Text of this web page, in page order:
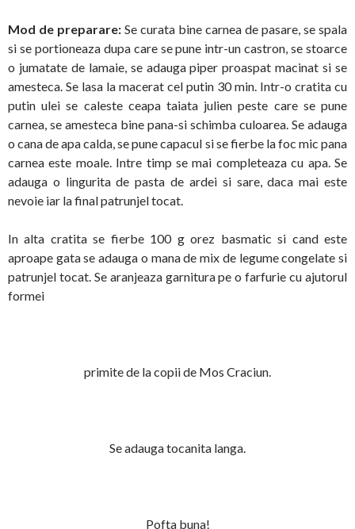
Mod de preparare: Se curata bine carnea de pasare, se spala
si se portioneaza dupa care se pune intr-un castron, se stoarce
o jumatate de lamaie, se adauga piper proaspat macinat si se
amesteca. Se lasa la macerat cel putin 30 min. Intr-o cratita cu
putin ulei se caleste ceapa taiata julien peste care se pune
carnea, se amesteca bine pana-si schimba culoarea. Se adauga
o cana de apa calda, se pune capacul si se fierbe la foc mic pana
carnea este moale. Intre timp se mai completeaza cu apa. Se
adauga o lingurita de pasta de ardei si sare, daca mai este
nevoie iar la final patrunjel tocat.
In alta cratita se fierbe 100 g orez basmatic si cand este
aproape gata se adauga o mana de mix de legume congelate si
patrunjel tocat. Se aranjeaza garnitura pe o farfurie cu ajutorul
formei
primite de la copii de Mos Craciun.
Se adauga tocanita langa.
Pofta buna!